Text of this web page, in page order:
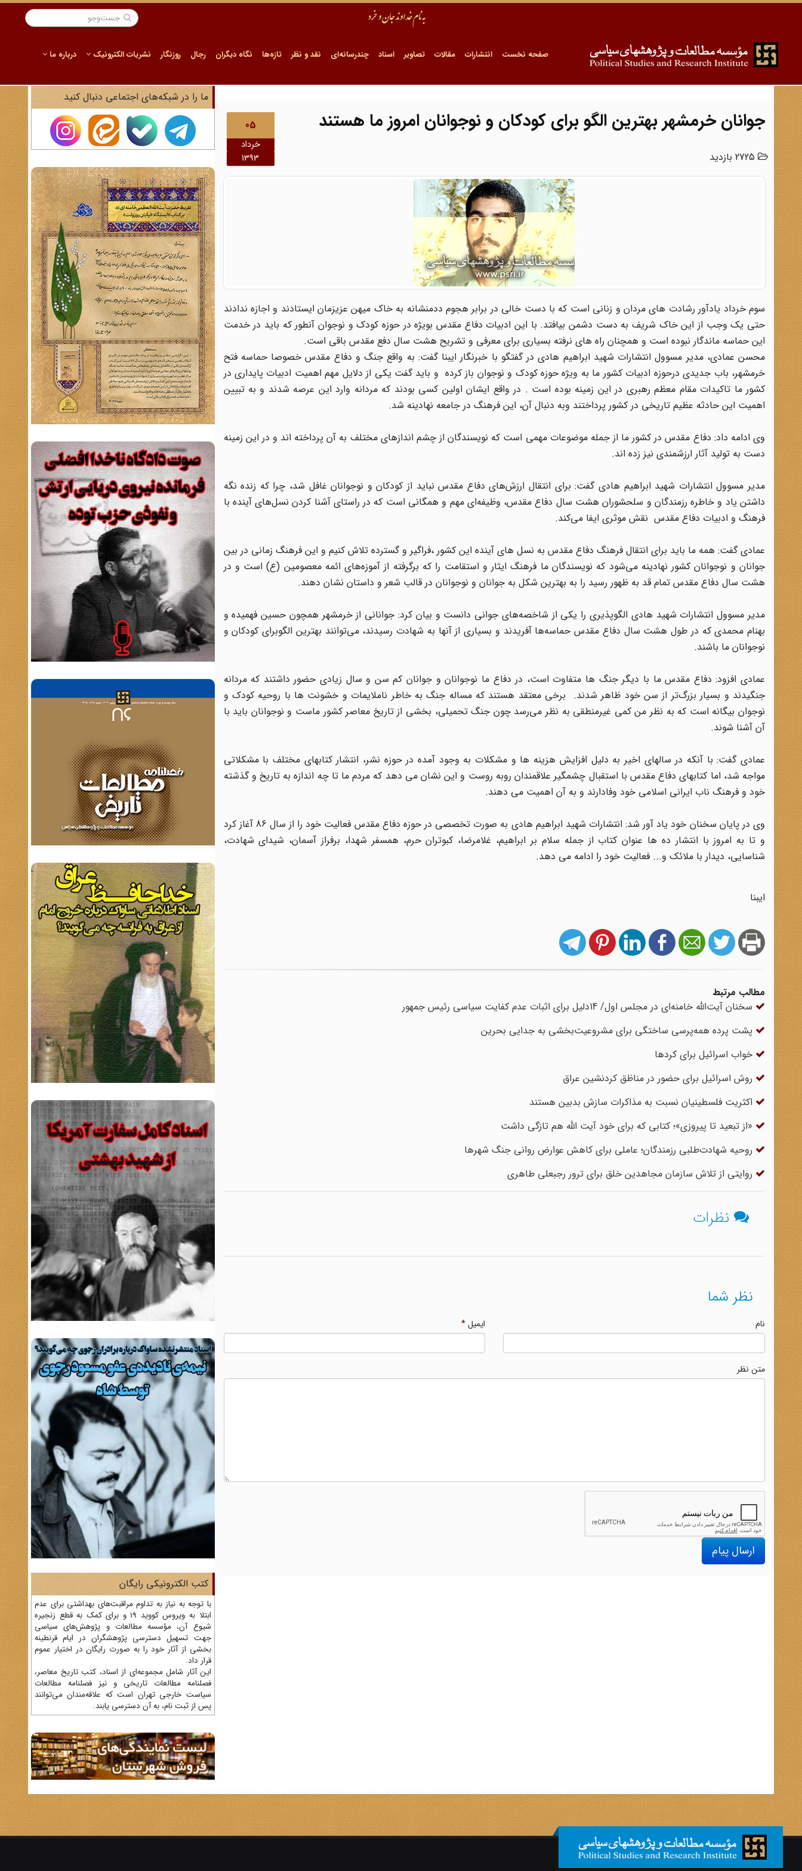
صفحه نخست انتشارات مقالات تصاویر اسناد چندرسانه‌ای نقد و نظر تازه‌ها نگاه دیگران رجال روزنگار نشریات الکترونیک درباره ما
05
خرداد
1393
جوانان خرمشهر بهترین الگو برای کودکان و نوجوانان امروز ما هستند
سوم خرداد یادآور رشادت های مردان و زنانی است که با دست خالی در برابر هجوم ددمنشانه به خاک میهن عزیزمان ایستادند و اجازه ندادند
حتی یک وجب از این خاک شریف به دست دشمن بیافتد. با این ادبیات دفاع مقدس بویژه در حوزه کودک و نوجوان آنطور که باید در خدمت
این حماسه ماندگار نبوده است و همچنان راه های نرفته بسیاری برای معرفی و تشریح هشت سال دفع مقدس باقی است.
محسن عمادی، مدیر مسوول انتشارات شهید ابراهیم هادی در گفتگو با خبرنگار ایبنا گفت: به واقع جنگ و دفاع مقدس خصوصا حماسه فتح
خرمشهر، باب جدیدی درحوزه ادبیات کشور ما به ویژه حوزه کودک و نوجوان باز کرده و باید گفت یکی از دلایل مهم اهمیت ادبیات پایداری در
کشور ما تاکیدات مقام معظم رهبری در این زمینه بوده است . در واقع ایشان اولین کسی بودند که مردانه وارد این عرصه شدند و به تبیین
اهمیت این حادثه عظیم تاریخی در کشور پرداختند وبه دنبال آن، این فرهنگ در جامعه نهادینه شد.
وی ادامه داد: دفاع مقدس در کشور ما از جمله موضوعات مهمی است که نویسندگان از چشم اندازهای مختلف به آن پرداخته اند و در این زمینه
دست به تولید آثار ارزشمندی نیز زده اند.
مدیر مسوول انتشارات شهید ابراهیم هادی گفت: برای انتقال ارزش‌های دفاع مقدس نباید از کودکان و نوجوانان غافل شد، چرا که زنده نگه
داشتن یاد و خاطره رزمندگان و سلحشوران هشت سال دفاع مقدس، وظیفه‌ای مهم و همگانی است که در راستای آشنا کردن نسل‌های آینده با
فرهنگ و ادبیات دفاع مقدس نقش موثری ایفا می‌کند.
عمادی گفت: همه ما باید برای انتقال فرهنگ دفاع مقدس به نسل های آینده این کشور ،فراگیر و گسترده تلاش کنیم و این فرهنگ زمانی در بین
جوانان و نوجوانان کشور نهادینه می‌شود که نویسندگان ما فرهنگ ایثار و استقامت را که برگرفته از آموزه‌های ائمه معصومین (ع) است و در
هشت سال دفاع مقدس تمام قد به ظهور رسید را به بهترین شکل به جوانان و نوجوانان در قالب شعر و داستان نشان دهند.
مدیر مسوول انتشارات شهید هادی الگوپذیری را یکی از شاخصه‌های جوانی دانست و بیان کرد: جوانانی از خرمشهر همچون حسین فهمیده و
بهنام محمدی که در طول هشت سال دفاع مقدس حماسه‌ها آفریدند و بسیاری از آنها به شهادت رسیدند، می‌توانند بهترین الگوبرای کودکان و
نوجوانان ما باشند.
عمادی افزود: دفاع مقدس ما با دیگر جنگ ها متفاوت است، در دفاع ما نوجوانان و جوانان کم سن و سال زیادی حضور داشتند که مردانه
جنگیدند و بسیار بزرگ‌تر از سن خود ظاهر شدند. برخی معتقد هستند که مساله جنگ به خاطر ناملایمات و خشونت ها با روحیه کودک و
نوجوان بیگانه است که به نظر من کمی غیرمنطقی به نظر می‌رسد چون جنگ تحمیلی، بخشی از تاریخ معاصر کشور ماست و نوجوانان باید با
آن آشنا شوند.
عمادی گفت: با آنکه در سالهای اخیر به دلیل افزایش هزینه ها و مشکلات به وجود آمده در حوزه نشر، انتشار کتابهای مختلف با مشکلاتی
مواجه شد، اما کتابهای دفاع مقدس با استقبال چشمگیر علاقمندان روبه روست و این نشان می دهد که مردم ما تا چه اندازه به تاریخ و گذشته
خود و فرهنگ ناب ایرانی اسلامی خود وفادارند و به آن اهمیت می دهند.
وی در پایان سخنان خود یاد آور شد: انتشارات شهید ابراهیم هادی به صورت تخصصی در حوزه دفاع مقدس فعالیت خود را از سال 86 آغاز کرد
و تا به امروز با انتشار ده ها عنوان کتاب از جمله سلام بر ابراهیم، غلامرضا، کبوتران حرم، همسفر شهدا، برفراز آسمان، شیدای شهادت،
شناسایی، دیدار با ملائک و... فعالیت خود را ادامه می دهد.
ایبنا
مطالب مرتبط
سخنان آیت‌الله خامنه‌ای در مجلس اول/ 14دلیل برای اثبات عدم کفایت سیاسی رئیس جمهور
پشت پرده همه‌پرسی ساختگی برای مشروعیت‌بخشی به جدایی بحرین
خواب اسرائیل برای کردها
روش اسرائیل برای حضور در مناظق کردنشین عراق
اکثریت فلسطینیان نسبت به مذاکرات سازش بدبین هستند
«از تبعید تا پیروزی»؛ کتابی که برای خود آیت الله هم تازگی داشت
روحیه شهادت‌طلبی رزمندگان؛ عاملی برای کاهش عوارض روانی جنگ شهرها
روایتی از تلاش سازمان مجاهدین خلق برای ترور رجبعلی طاهری
نظرات
نظر شما
نام ایمیل*
متن نظر
ارسال پیام
ما را در شبکه‌های اجتماعی دنبال کنید
کتب الکترونیکی رایگان
با توجه به نیاز به تداوم مراقبت‌های بهداشتی برای عدم
ابتلا به ویروس کووید 19 و برای کمک به قطع زنجیره
شیوع آن، مؤسسه مطالعات و پژوهش‌های سیاسی
جهت تسهیل دسترسی پژوهشگران در ایام قرنطینه
بخشی از آثار خود را به صورت رایگان در اختیار عموم
قرار داد.
این آثار شامل مجموعه‌ای از اسناد، کتب تاریخ معاصر،
فصلنامه‌ مطالعات تاریخی و نیز فصلنامه مطالعات
سیاست خارجی تهران است که علاقه‌مندان می‌توانند
پس از ثبت نام، به آن دسترسی یابند.